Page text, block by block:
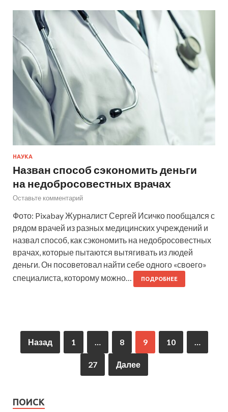
НАУКА
Назван способ сэкономить деньги
на недобросовестных врачах
Оставьте комментарий
Фото: Pixabay Журналист Сергей Исичко пообщался с
рядом врачей из разных медицинских учреждений и
назвал способ, как сэкономить на недобросовестных
врачах, которые пытаются вытягивать из людей
деньги. Он посоветовал найти себе одного «своего»
специалиста, которому можно…
ПОДРОБНЕЕ
Назад 1 … 8 9 10 …
27 Далее
ПОИСК